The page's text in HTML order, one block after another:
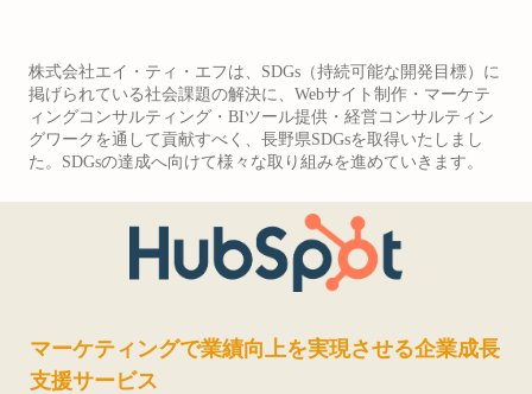
株式会社エイ・ティ・エフは、SDGs（持続可能な開発目標）に
掲げられている社会課題の解決に、Webサイト制作・マーケテ
ィングコンサルティング・BIツール提供・経営コンサルティン
グワークを通して貢献すべく、長野県SDGsを取得いたしまし
た。SDGsの達成へ向けて様々な取り組みを進めていきます。
マーケティングで業績向上を実現させる企業成長
支援サービス